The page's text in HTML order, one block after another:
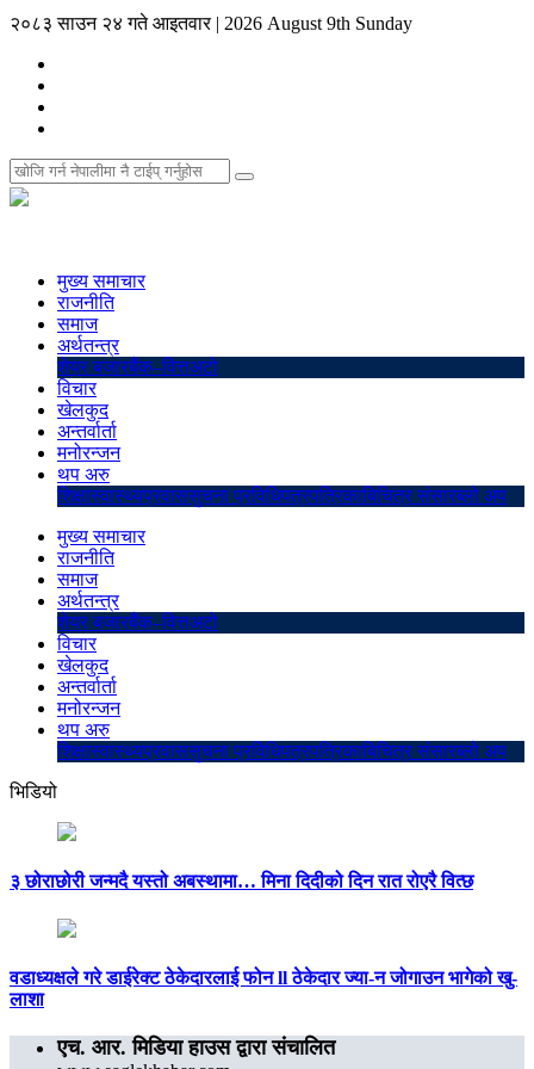
२०८३ साउन २४ गते आइतवार | 2026 August 9th Sunday
मुख्य समाचार
राजनीति
समाज
अर्थतन्त्र
शेयर बजारबैंक–वित्तअटो
विचार
खेलकुद
अन्तर्वार्ता
मनोरन्जन
थप अरु
शिक्षास्वास्थ्यप्रवाससुचना प्रविधिपत्रपत्रिकाबिचित्र संसारब्लो अप
मुख्य समाचार
राजनीति
समाज
अर्थतन्त्र
शेयर बजारबैंक–वित्तअटो
विचार
खेलकुद
अन्तर्वार्ता
मनोरन्जन
थप अरु
शिक्षास्वास्थ्यप्रवाससुचना प्रविधिपत्रपत्रिकाबिचित्र संसारब्लो अप
भिडियो
३ छोराछोरी जन्मदै यस्तो अबस्थामा… मिना दिदीको दिन रात रोएरै वित्छ
वडाध्यक्षले गरे डाईरेक्ट ठेकेदारलाई फोन ll ठेकेदार ज्या-न जोगाउन भागेको खु-
लाशा
एच. आर. मिडिया हाउस द्वारा संचालित